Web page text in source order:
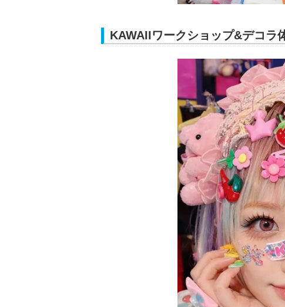
KAWAIIワークショップ&デコラ